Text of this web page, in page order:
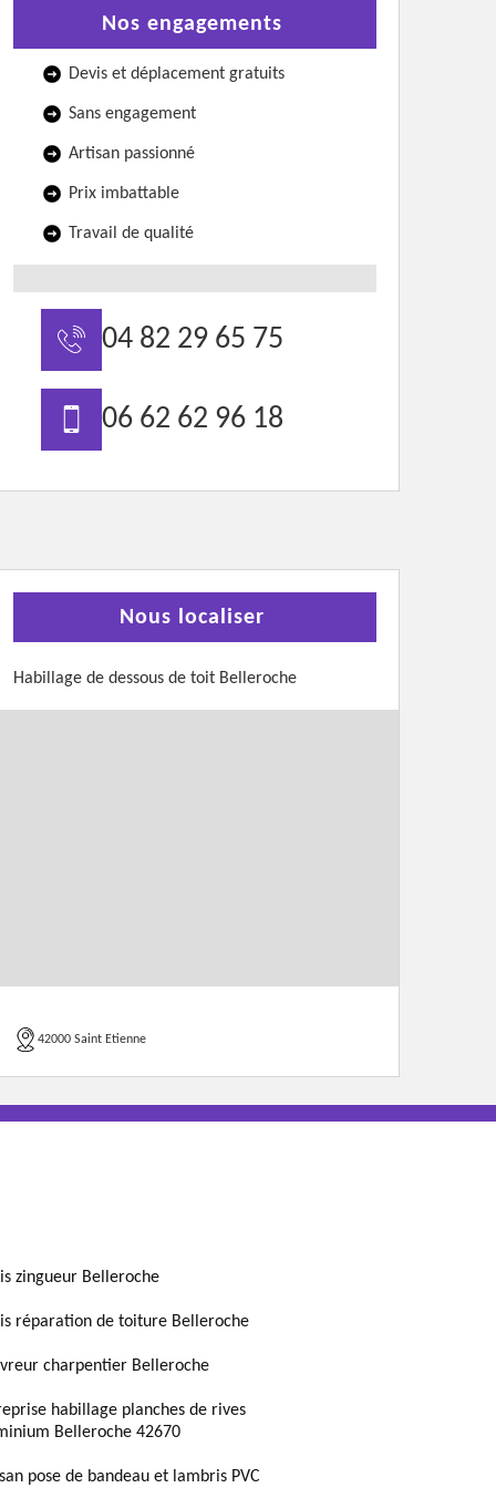
Nos engagements
Devis et déplacement gratuits
Sans engagement
Artisan passionné
Prix imbattable
Travail de qualité
04 82 29 65 75
06 62 62 96 18
Nous localiser
Habillage de dessous de toit Belleroche
42000 Saint Etienne
zingueur Belleroche
réparation de toiture Belleroche
charpentier Belleroche
habillage planches de rives
Belleroche 42670
pose de bandeau et lambris PVC